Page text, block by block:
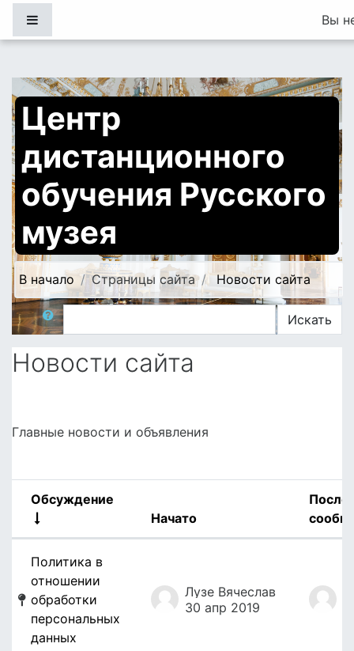
Вы
Центр
дистанционного
обучения Русского
музея
В начало Страницы сайта Новости сайта
Поиск по форумам Искать
Новости сайта
Главные новости и объявления
Список обсуждений. Показано 2
Статус
Обсуждение
Начато
Политика в
отношении
обработки
персональных
данных
Лузе Вячеслав
30 апр 2019